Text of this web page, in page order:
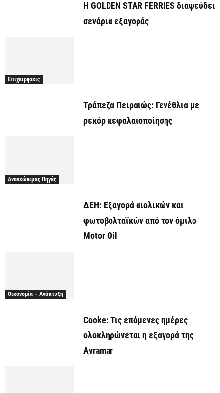
Η GOLDEN STAR FERRIES διαψεύδει
σενάρια εξαγοράς
Επιχειρήσεις
Τράπεζα Πειραιώς: Γενέθλια με
ρεκόρ κεφαλαιοποίησης
Ανανεώσιμες Πηγές
ΔΕΗ: Εξαγορά αιολικών και
φωτοβολταϊκών από τον όμιλο
Motor Oil
Οικονομία – Ανάπτυξη
Cooke: Τις επόμενες ημέρες
ολοκληρώνεται η εξαγορά της
Avramar